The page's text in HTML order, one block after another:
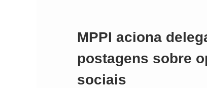
MPPI aciona
postagens sobre
sociais